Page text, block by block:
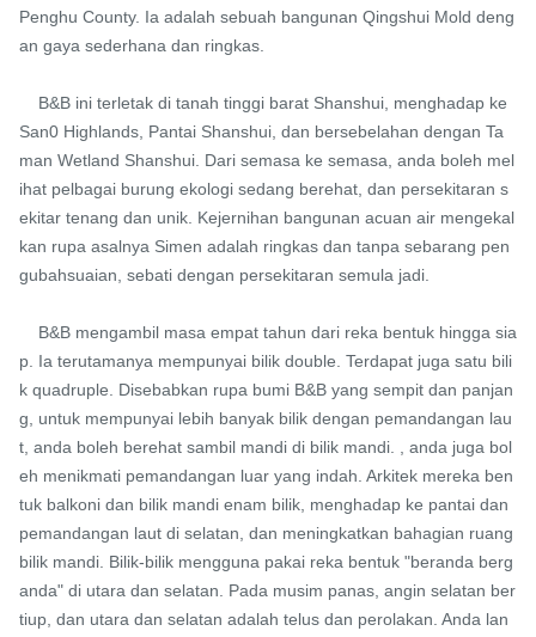
Penghu County. Ia adalah sebuah bangunan Qingshui Mold deng
an gaya sederhana dan ringkas.
San0 Highlands, Pantai Shanshui, dan bersebelahan dengan Ta
man Wetland Shanshui. Dari semasa ke semasa, anda boleh mel
ihat pelbagai burung ekologi sedang berehat, dan persekitaran s
ekitar tenang dan unik. Kejernihan bangunan acuan air mengekal
kan rupa asalnya Simen adalah ringkas dan tanpa sebarang pen
gubahsuaian, sebati dengan persekitaran semula jadi.
p. Ia terutamanya mempunyai bilik double. Terdapat juga satu bili
k quadruple. Disebabkan rupa bumi B&B yang sempit dan panjan
g, untuk mempunyai lebih banyak bilik dengan pemandangan lau
t, anda boleh berehat sambil mandi di bilik mandi. , anda juga bol
eh menikmati pemandangan luar yang indah. Arkitek mereka ben
tuk balkoni dan bilik mandi enam bilik, menghadap ke pantai dan
pemandangan laut di selatan, dan meningkatkan bahagian ruang
bilik mandi. Bilik-bilik mengguna pakai reka bentuk "beranda berg
anda" di utara dan selatan. Pada musim panas, angin selatan ber
tiup, dan utara dan selatan adalah telus dan perolakan. Anda lan